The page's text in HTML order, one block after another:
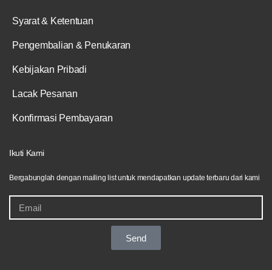
Syarat & Ketentuan
Pengembalian & Penukaran
Kebijakan Pribadi
Lacak Pesanan
Konfirmasi Pembayaran
Ikuti Kami
Bergabunglah dengan mailing list untuk mendapatkan update terbaru dari kami
Send